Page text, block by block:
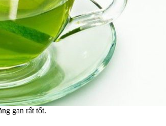
gan rất tốt.